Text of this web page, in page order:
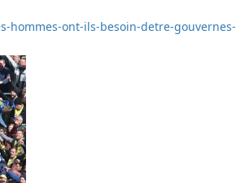
hommes-ont-ils-besoin-detre-gouvernes-